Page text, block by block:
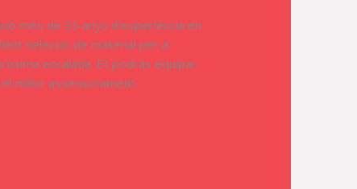
més de 35 anys d’experiència en
selecció de material per a
el millor assessorament.